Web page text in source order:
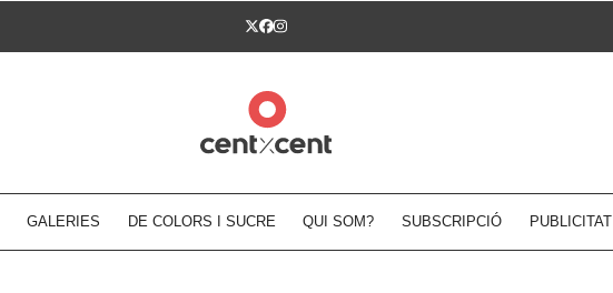
Twitter
Facebook
Instagram
GALERIES DE COLORS I SUCRE QUI SOM? SUBSCRIPCIÓ PUBLICITAT